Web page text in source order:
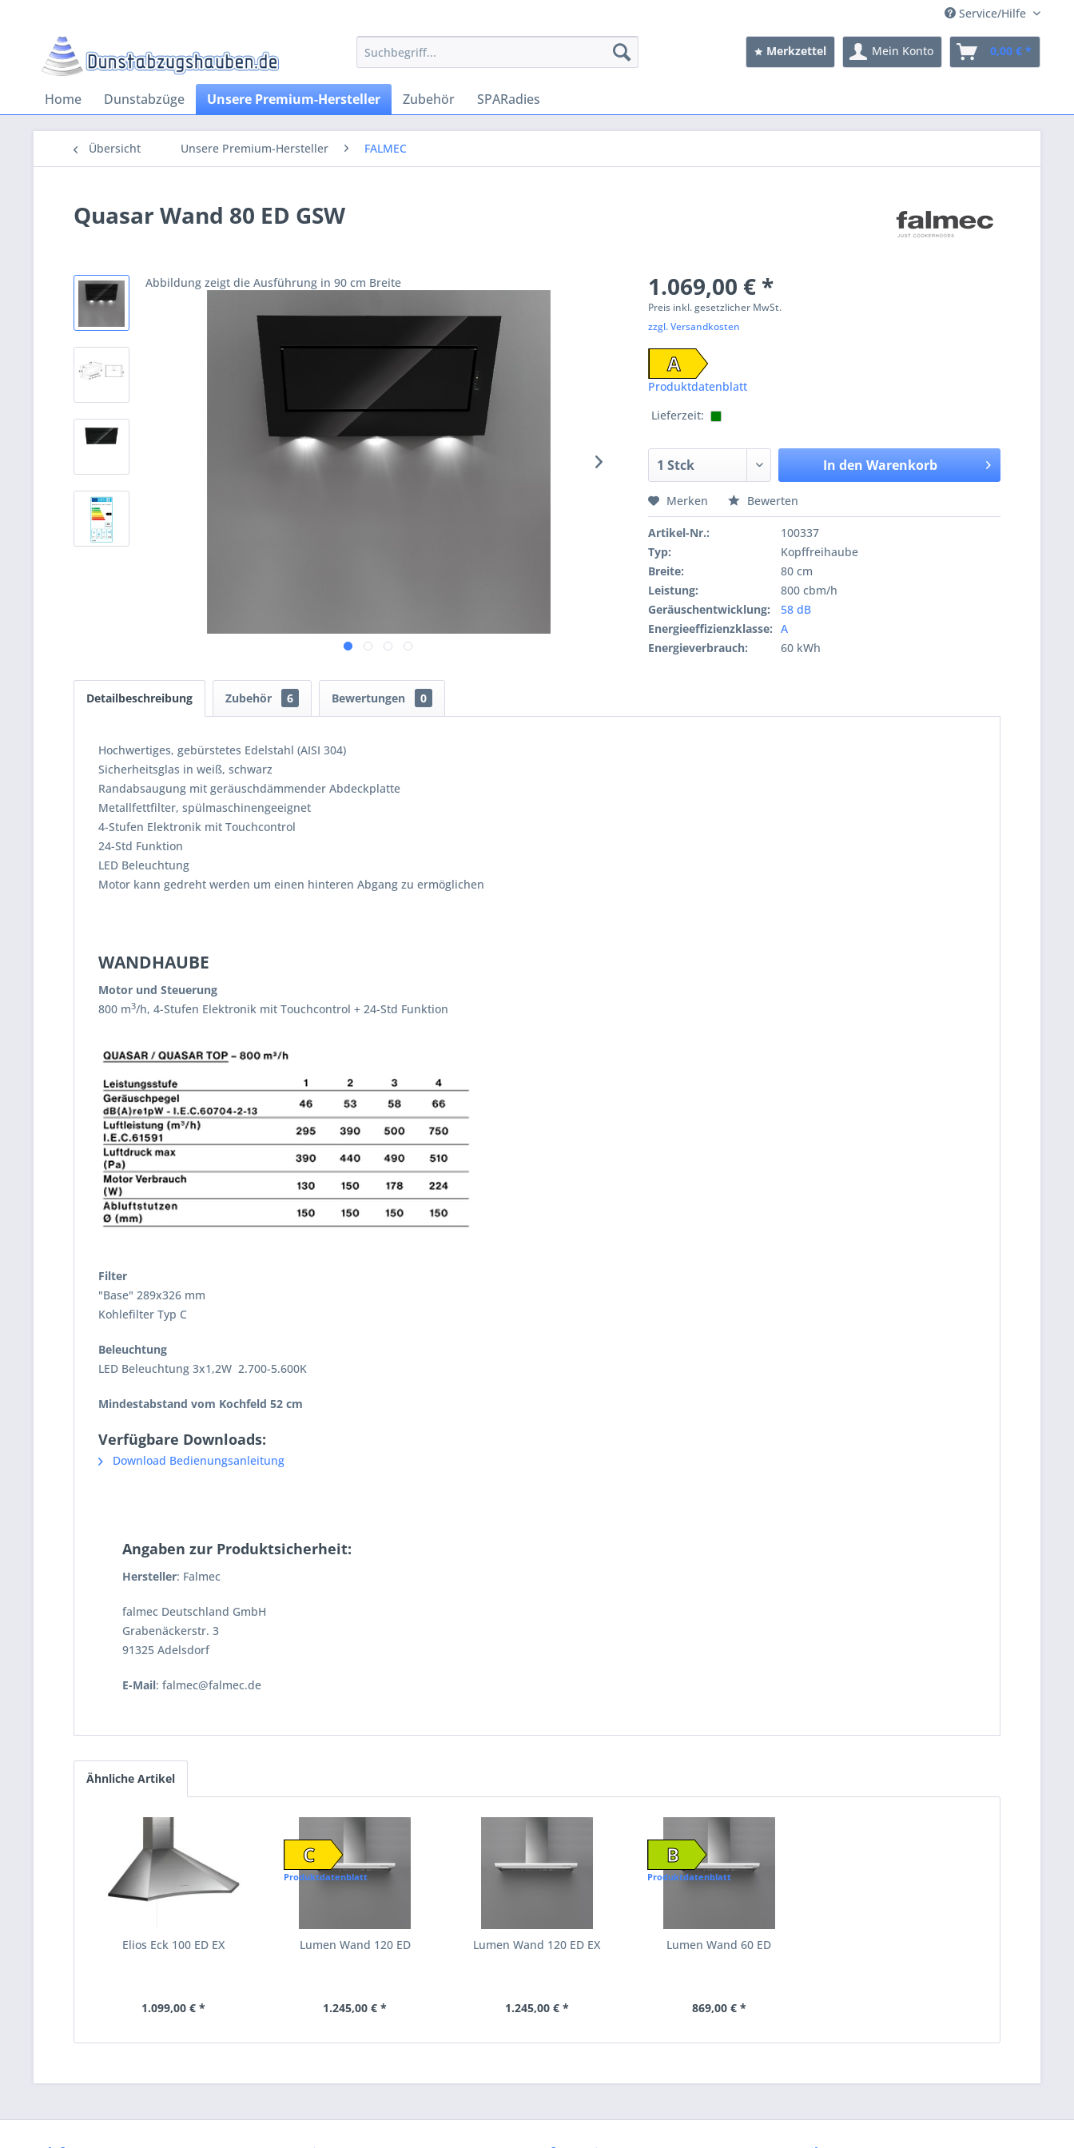
Service/Hilfe
Merkzettel Mein Konto 0,00 € *
Home Dunstabzüge Unsere Premium-Hersteller Zubehör SPARadies
Übersicht Unsere Premium-Hersteller FALMEC
Quasar Wand 80 ED GSW
Abbildung zeigt die Ausführung in 90 cm Breite 1.069,00 € *
Preis inkl. gesetzlicher MwSt.
zzgl. Versandkosten
A
Produktdatenblatt
Lieferzeit:
In den Warenkorb
Merken Bewerten
Artikel-Nr.:
100337
Typ:
Kopffreihaube
Breite:
80 cm
Leistung:
800 cbm/h
Geräuschentwicklung:
58 dB
Energieeffizienzklasse:
A
Energieverbrauch:
60 kWh
Detailbeschreibung Zubehör 6 Bewertungen 0
Hochwertiges, gebürstetes Edelstahl (AISI 304)
Sicherheitsglas in weiß, schwarz
Randabsaugung mit geräuschdämmender Abdeckplatte
Metallfettfilter, spülmaschinengeeignet
4-Stufen Elektronik mit Touchcontrol
24-Std Funktion
LED Beleuchtung
Motor kann gedreht werden um einen hinteren Abgang zu ermöglichen
WANDHAUBE
Motor und Steuerung
800 m3/h, 4-Stufen Elektronik mit Touchcontrol + 24-Std Funktion
Filter
"Base" 289x326 mm
Kohlefilter Typ C
Beleuchtung
LED Beleuchtung 3x1,2W 2.700-5.600K
Mindestabstand vom Kochfeld 52 cm
Verfügbare Downloads:
Download Bedienungsanleitung
Angaben zur Produktsicherheit:
Hersteller: Falmec
falmec Deutschland GmbH
Grabenäckerstr. 3
91325 Adelsdorf
E-Mail: falmec@falmec.de
Ähnliche Artikel
Elios Eck 100 ED EX
1.099,00 € *
C
Produktdatenblatt
Lumen Wand 120 ED
1.245,00 € *
Lumen Wand 120 ED EX
1.245,00 € *
B
Produktdatenblatt
Lumen Wand 60 ED
869,00 € *